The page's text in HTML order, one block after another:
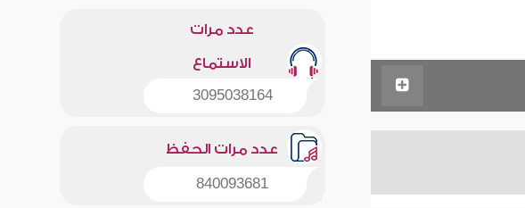
عدد مرات
الاستماع
3095038164
عدد مرات الحفظ
840093681